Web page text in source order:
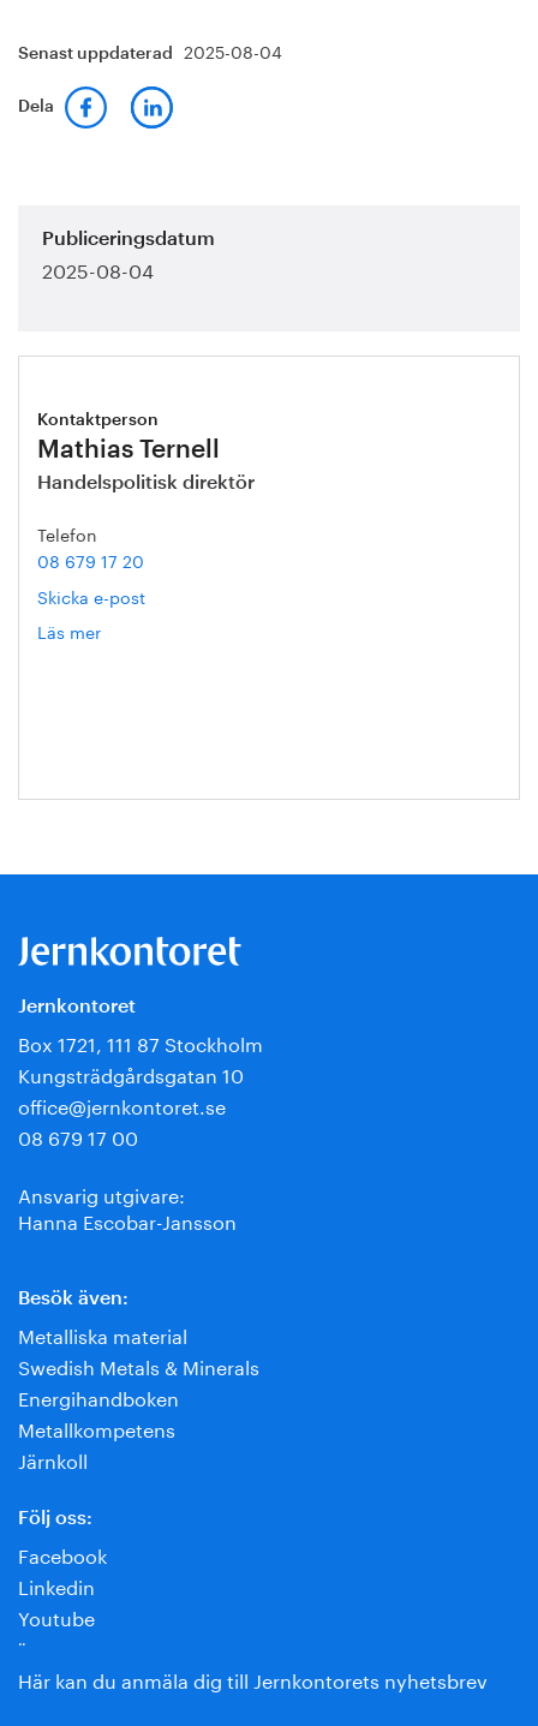
Senast uppdaterad 2025-08-04
Dela
Publiceringsdatum
2025-08-04
Kontaktperson
Mathias Ternell
Handelspolitisk direktör
Telefon
08 679 17 20
Skicka e-post
Läs mer
Jernkontoret
Box 1721, 111 87 Stockholm
Kungsträdgårdsgatan 10
office@jernkontoret.se
08 679 17 00
Ansvarig utgivare:
Hanna Escobar-Jansson
Besök även:
Metalliska material
Swedish Metals & Minerals
Energihandboken
Metallkompetens
Järnkoll
Följ oss:
Facebook
Linkedin
Youtube
¨
Här kan du anmäla dig till Jernkontorets nyhetsbrev